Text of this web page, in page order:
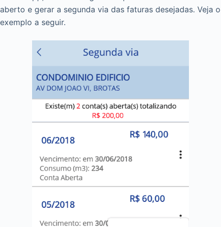
aberto e gerar a segunda via das faturas desejadas. Veja o
exemplo a seguir.